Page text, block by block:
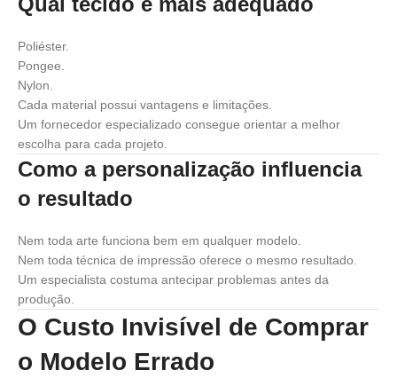
Poliéster.
Pongee.
Nylon.
Cada material possui vantagens e limitações.
Um fornecedor especializado consegue orientar a melhor
escolha para cada projeto.
Como a personalização influencia
o resultado
Nem toda arte funciona bem em qualquer modelo.
Nem toda técnica de impressão oferece o mesmo resultado.
Um especialista costuma antecipar problemas antes da
produção.
O Custo Invisível de Comprar
o Modelo Errado